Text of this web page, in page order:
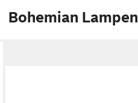
Bohemian Lampen